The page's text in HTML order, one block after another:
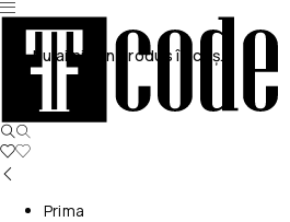
Nu ai niciun produs în coș.
Prima